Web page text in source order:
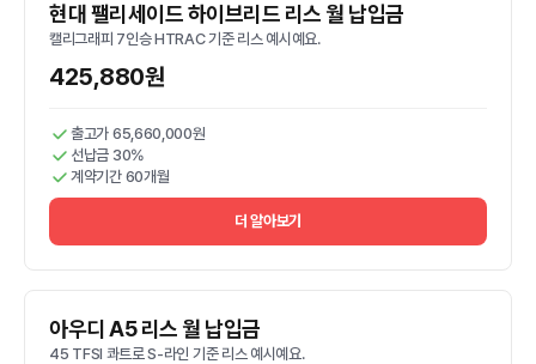
현대 팰리세이드 하이브리드 리스 월 납입금
캘리그래피 7인승 HTRAC 기준 리스 예시예요.
425,880원
출고가 65,660,000원
선납금 30%
계약기간 60개월
더 알아보기
아우디 A5 리스 월 납입금
45 TFSI 콰트로 S-라인 기준 리스 예시예요.